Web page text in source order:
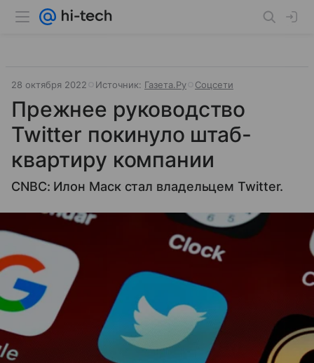
28 октября 2022 Источник: Газета.Ру Соцсети
Прежнее руководство
Twitter покинуло штаб-
квартиру компании
CNBC: Илон Маск стал владельцем Twitter.